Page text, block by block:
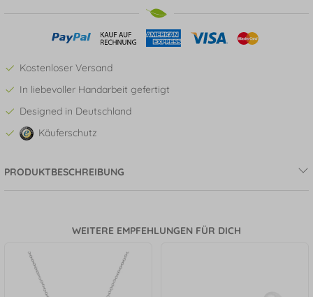
Kostenloser Versand
In liebevoller Handarbeit gefertigt
Designed in Deutschland
Käuferschutz
PRODUKTBESCHREIBUNG
WEITERE EMPFEHLUNGEN FÜR DICH